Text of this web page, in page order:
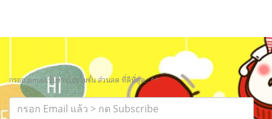
กรอก email รับข่าวโปรโมชั่น ส่วนลด ที่ดีที่สุด.. ^^